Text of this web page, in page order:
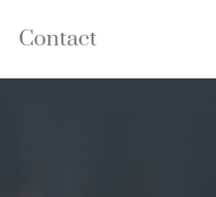
Contact